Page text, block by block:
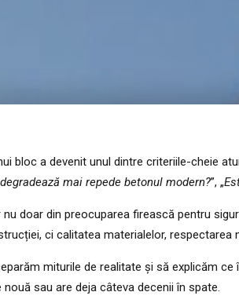
bloc a devenit unul dintre criteriile-cheie
mai repede betonul modern?”, „
doar din preocuparea firească pentru
ci calitatea materialelor,
miturile de realitate și să explicăm
sau are deja câteva decenii în spate.